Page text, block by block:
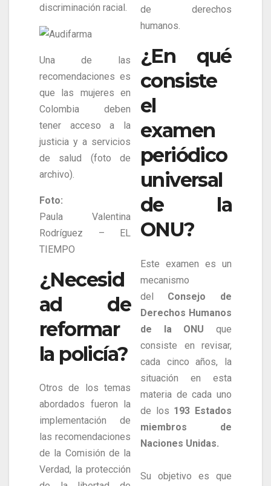
discriminación racial.
Una de las
recomendaciones es
que las mujeres en
Colombia deben
tener acceso a la
justicia y a servicios
de salud (foto de
archivo).
Foto:
Paula Valentina
Rodríguez – EL
TIEMPO
¿Necesid
ad de
reformar
la policía?
Otros de los temas
abordados fueron la
implementación de
las recomendaciones
de la Comisión de la
Verdad, la protección
de derechos
humanos.
¿En qué
consiste
el
examen
periódico
universal
de la
ONU?
Este examen es un
mecanismo
del Consejo de
Derechos Humanos
de la ONU que
consiste en revisar,
cada cinco años, la
situación en esta
materia de cada uno
de los 193 Estados
miembros de
Naciones Unidas.
Su objetivo es que